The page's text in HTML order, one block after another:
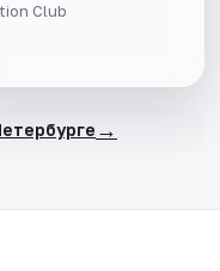
Club
→